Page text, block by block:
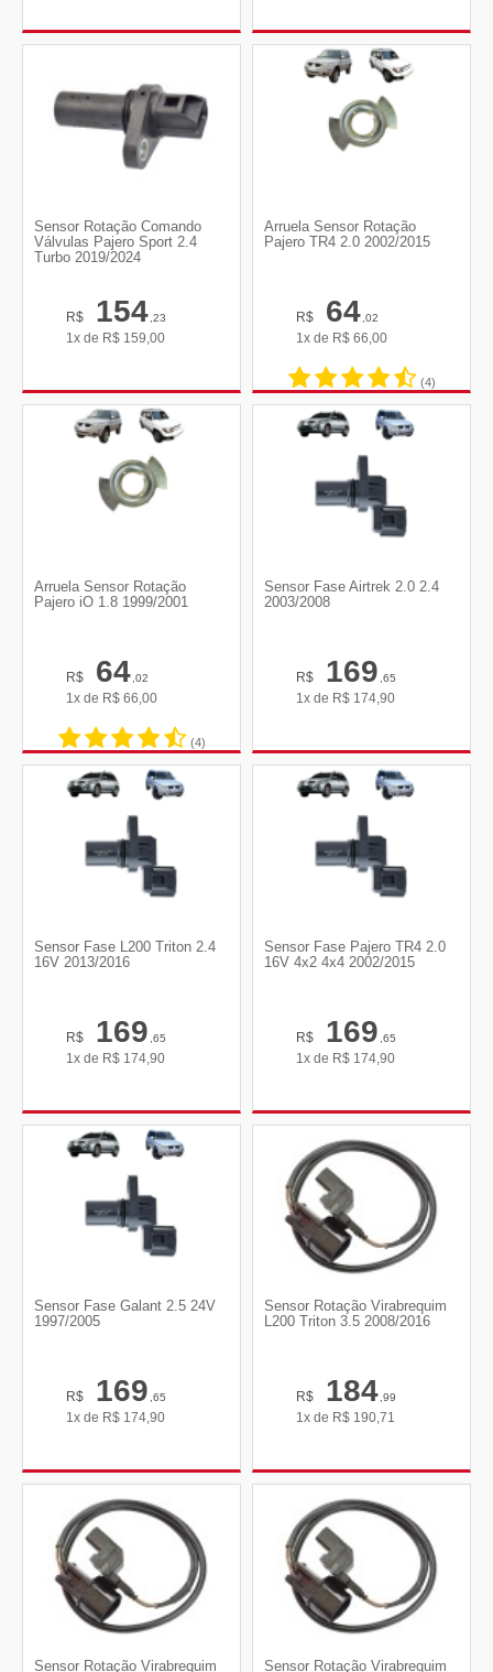
Sensor Rotação Comando
Válvulas Pajero Sport 2.4
Turbo 2019/2024
R$ 154,23
1x de R$ 159,00
Arruela Sensor Rotação
Pajero TR4 2.0 2002/2015
R$ 64,02
1x de R$ 66,00
(4)
Arruela Sensor Rotação
Pajero iO 1.8 1999/2001
R$ 64,02
1x de R$ 66,00
(4)
Sensor Fase Airtrek 2.0 2.4
2003/2008
R$ 169,65
1x de R$ 174,90
Sensor Fase L200 Triton 2.4
16V 2013/2016
R$ 169,65
1x de R$ 174,90
Sensor Fase Pajero TR4 2.0
16V 4x2 4x4 2002/2015
R$ 169,65
1x de R$ 174,90
Sensor Fase Galant 2.5 24V
1997/2005
R$ 169,65
1x de R$ 174,90
Sensor Rotação Virabrequim
L200 Triton 3.5 2008/2016
R$ 184,99
1x de R$ 190,71
Sensor Rotação Virabrequim Sensor Rotação Virabrequim